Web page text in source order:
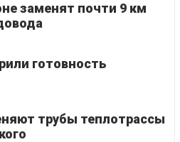
заменят почти 9 км
готовность
трубы теплотрассы